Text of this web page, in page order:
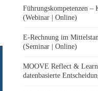
Führungskompetenzen –
(Webinar | Online)
E-Rechnung im
(Seminar | Online)
MOOVE Reflect &
datenbasierte